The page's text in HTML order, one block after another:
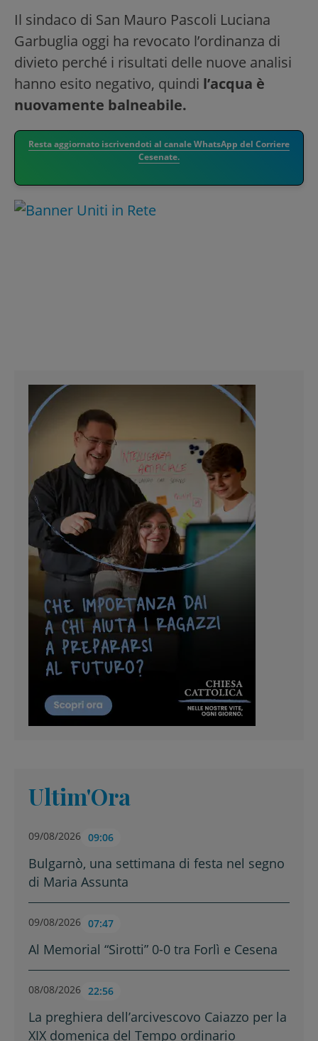
Il sindaco di San Mauro Pascoli Luciana
Garbuglia oggi ha revocato l’ordinanza di
divieto perché i risultati delle nuove analisi
hanno esito negativo, quindi l’acqua è
nuovamente balneabile.
Resta aggiornato iscrivendoti al canale WhatsApp del Corriere
Cesenate.
Ultim'Ora
09/08/2026 09:06
Bulgarnò, una settimana di festa nel segno
di Maria Assunta
09/08/2026 07:47
Al Memorial “Sirotti” 0-0 tra Forlì e Cesena
08/08/2026 22:56
La preghiera dell’arcivescovo Caiazzo per la
XIX domenica del Tempo ordinario